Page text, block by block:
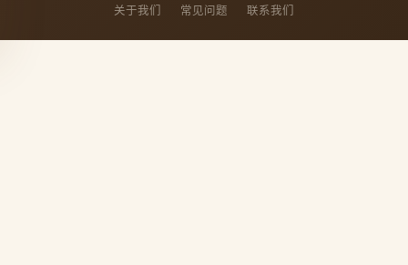
关于我们
常见问题 联系我们